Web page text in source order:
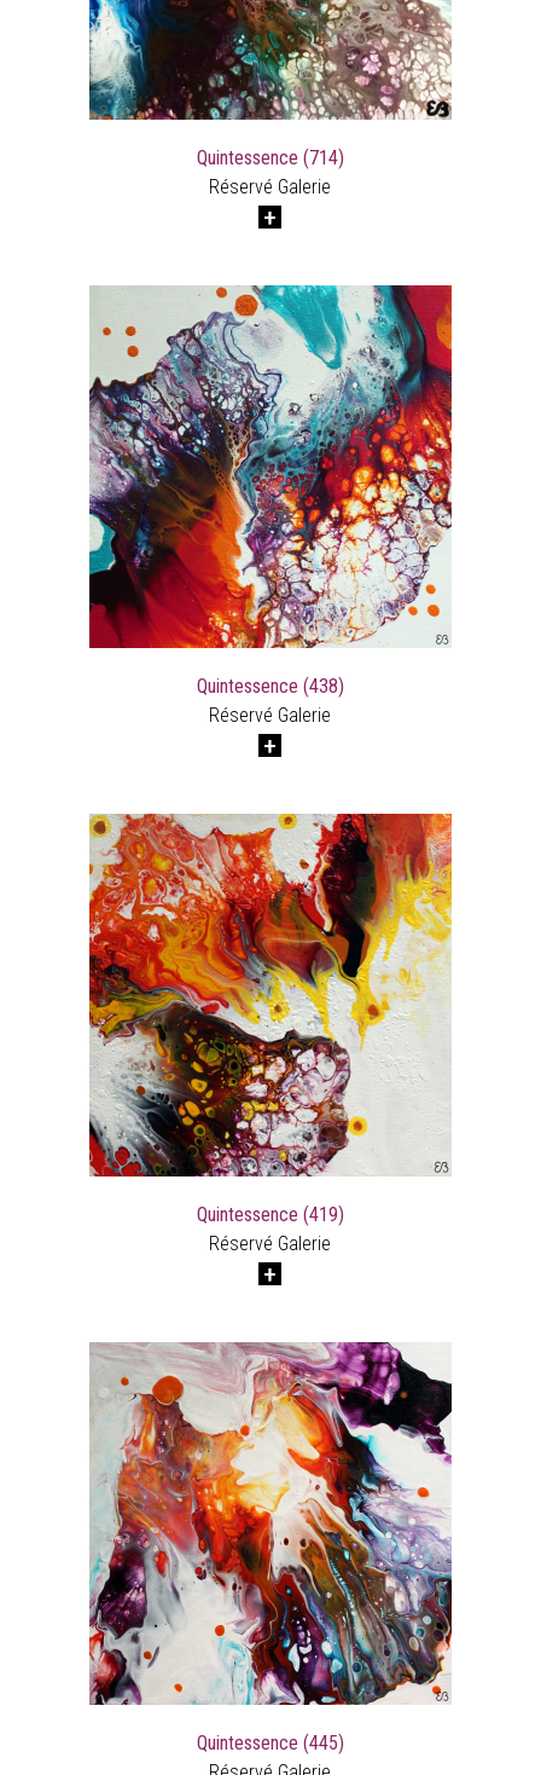
Quintessence (714)
Réservé Galerie
Quintessence (438)
Réservé Galerie
Quintessence (419)
Réservé Galerie
Quintessence (445)